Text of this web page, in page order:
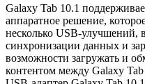
Galaxy Tab 10.1
аппаратное решение,
несколько USB-улучшений,
синхронизации данных и
возможности загружать и
контентом между Galaxy